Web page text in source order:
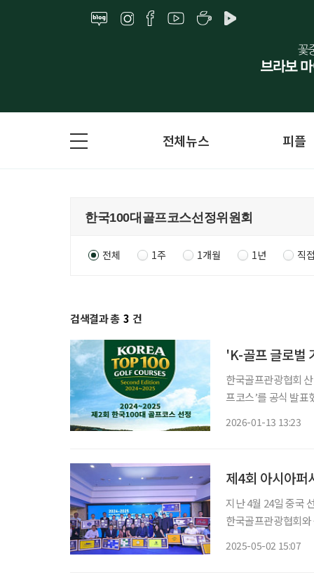
전체뉴스 피플
전체 1주 1개월 1년 직
검색결과 총 3 건
'K-골프 글로벌
한국골프관광협회
프코스’를 공식 발
2026-01-13 13:23
제4회 아시아
지난 4월 24일 중국
한국골프관광협회
2025-05-02 15:07